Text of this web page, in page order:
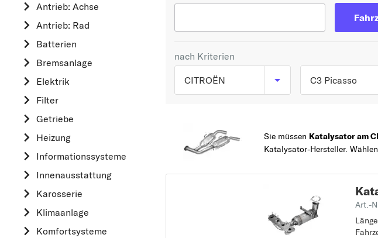
Antrieb: Achse
Antrieb: Rad
Batterien
Bremsanlage
Elektrik
Filter
Getriebe
Heizung
Informationssysteme
Innenausstattung
Karosserie
Klimaanlage
Komfortsysteme
nach Kriterien
CITROËN
OPEL
C3 Picasso
C1
BERLINGO
C4
Sie müssen Katalysator am
Katalysator-Hersteller.
Art.-